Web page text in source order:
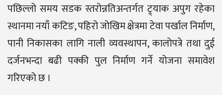
पछिल्लो समय सडक स्तरोन्नतिअन्तर्गत ट्र्याक अपुग रहेका
स्थानमा नयाँ कटिङ, पहिरो जोखिम क्षेत्रमा टेवा पर्खाल निर्माण,
पानी निकासका लागि नाली व्यवस्थापन, कालोपत्रे तथा दुई
दर्जनभन्दा बढी पक्की पुल निर्माण गर्ने योजना समावेश
गरिएको छ ।